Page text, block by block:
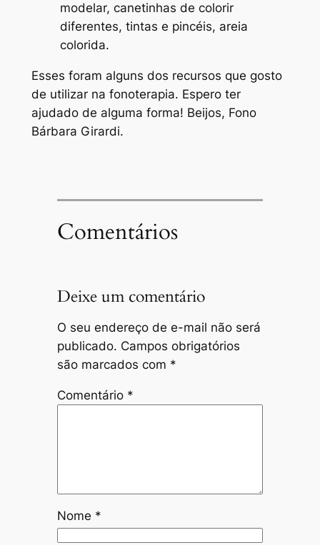
modelar, canetinhas de colorir
diferentes, tintas e pincéis, areia
colorida.
Esses foram alguns dos recursos que gosto
de utilizar na fonoterapia. Espero ter
ajudado de alguma forma! Beijos, Fono
Bárbara Girardi.
Comentários
Deixe um comentário
O seu endereço de e-mail não será
publicado. Campos obrigatórios
são marcados com *
Comentário *
Nome *